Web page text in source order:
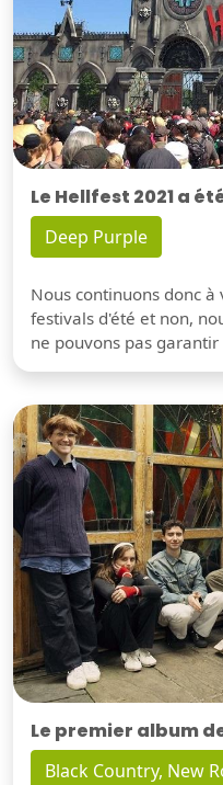
Le Hellfest 2021 a
Deep Purple
Nous continuons donc
festivals d'été et non,
ne pouvons pas
Le premier album
Black Country, New